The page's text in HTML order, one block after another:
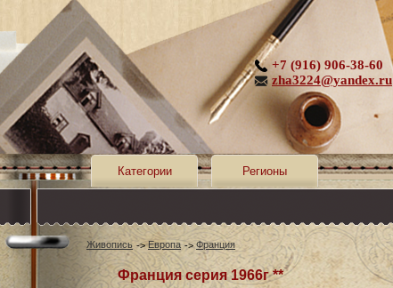
+7 (916) 906-38-60
zha3224@yandex.ru
Категории Регионы
Живопись Европа Франция
Франция серия 1966г **